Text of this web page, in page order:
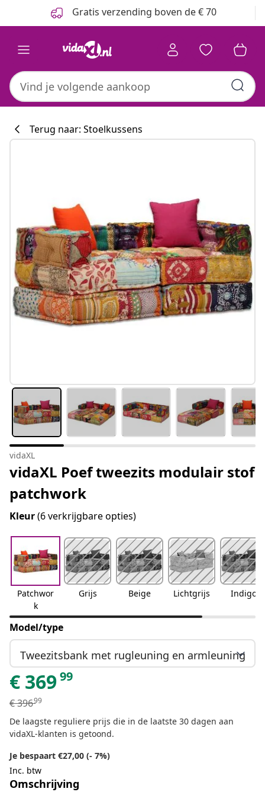
Gratis verzending boven de € 70
Terug naar: Stoelkussens
vidaXL
vidaXL Poef tweezits modulair stof
patchwork
Kleur(6 verkrijgbare opties)
Patchwor
k
Grijs Beige Lichtgrijs Indigo
Model/type
Tweezitsbank met rugleuning en armleuning
€ 36999
€39699
De laagste reguliere prijs die in de laatste 30 dagen aan
vidaXL-klanten is getoond.
Je bespaart €27,00 (- 7%)
Inc. btw
Omschrijving